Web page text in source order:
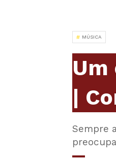
MÚSICA
Um
|
Sempre